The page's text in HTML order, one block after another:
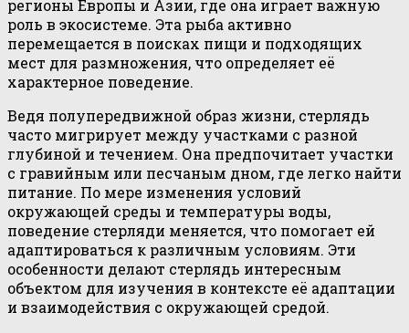
регионы Европы и Азии, где она играет важную
роль в экосистеме. Эта рыба активно
перемещается в поисках пищи и подходящих
мест для размножения, что определяет её
характерное поведение.
Ведя полупередвижной образ жизни, стерлядь
часто мигрирует между участками с разной
глубиной и течением. Она предпочитает участки
с гравийным или песчаным дном, где легко найти
питание. По мере изменения условий
окружающей среды и температуры воды,
поведение стерляди меняется, что помогает ей
адаптироваться к различным условиям. Эти
особенности делают стерлядь интересным
объектом для изучения в контексте её адаптации
и взаимодействия с окружающей средой.